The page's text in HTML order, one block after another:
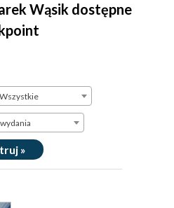
Wąsik dostępne
Wszystkie
»